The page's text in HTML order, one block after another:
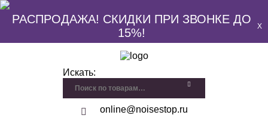
РАСПРОДАЖА! СКИДКИ ПРИ ЗВОНКЕ ДО
15%!
X
Искать:
online@noisestop.ru